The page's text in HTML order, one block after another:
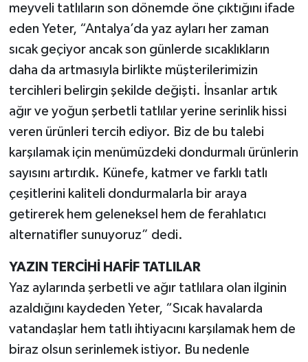
meyveli tatlıların son dönemde öne çıktığını ifade
eden Yeter, “Antalya’da yaz ayları her zaman
sıcak geçiyor ancak son günlerde sıcaklıkların
daha da artmasıyla birlikte müşterilerimizin
tercihleri belirgin şekilde değişti. İnsanlar artık
ağır ve yoğun şerbetli tatlılar yerine serinlik hissi
veren ürünleri tercih ediyor. Biz de bu talebi
karşılamak için menümüzdeki dondurmalı ürünlerin
sayısını artırdık. Künefe, katmer ve farklı tatlı
çeşitlerini kaliteli dondurmalarla bir araya
getirerek hem geleneksel hem de ferahlatıcı
alternatifler sunuyoruz” dedi.
YAZIN TERCİHİ HAFİF TATLILAR
Yaz aylarında şerbetli ve ağır tatlılara olan ilginin
azaldığını kaydeden Yeter, “Sıcak havalarda
vatandaşlar hem tatlı ihtiyacını karşılamak hem de
biraz olsun serinlemek istiyor. Bu nedenle